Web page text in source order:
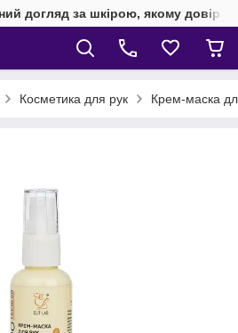
догляд за шкірою, якому
Косметика для рук Крем-маска